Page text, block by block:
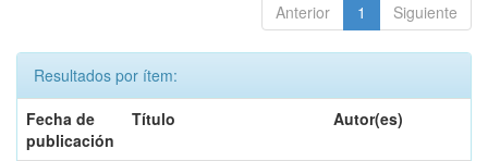
Anterior 1 Siguiente
Resultados por ítem:
Fecha de
publicación
Título Autor(es)